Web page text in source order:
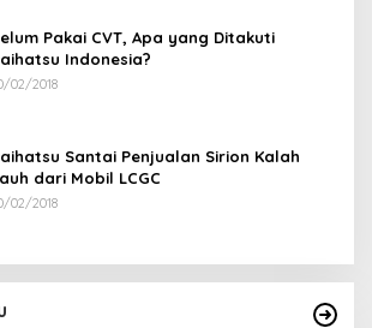
Pakai CVT, Apa yang Ditakuti
Indonesia?
02/2018
Santai Penjualan Sirion Kalah
dari Mobil LCGC
02/2018